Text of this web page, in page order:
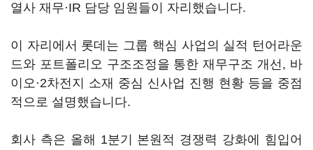
열사 재무·IR 담당 임원들이 자리했습니다.
이 자리에서 롯데는 그룹 핵심 사업의 실적 턴어라운
드와 포트폴리오 구조조정을 통한 재무구조 개선, 바
이오·2차전지 소재 중심 신사업 진행 현황 등을 중점
적으로 설명했습니다.
회사 측은 올해 1분기 본원적 경쟁력 강화에 힘입어